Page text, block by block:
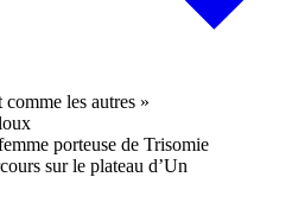
porteuse de Trisomie
sur le plateau d’Un